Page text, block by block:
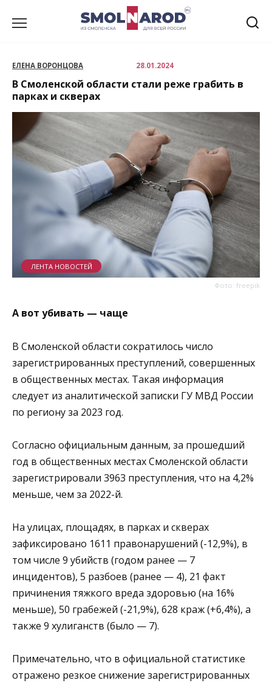
ЕЛЕНА ВОРОНЦОВА 28.01.2024
В Смоленской области стали реже грабить в
парках и скверах
Фото: freepik
ЛЕНТА НОВОСТЕЙ
А вот убивать — чаще
В Смоленской области сократилось число
зарегистрированных преступлений, совершенных
в общественных местах. Такая информация
следует из аналитической записки ГУ МВД России
по региону за 2023 год.
Согласно официальным данным, за прошедший
год в общественных местах Смоленской области
зарегистрировали 3963 преступления, что на 4,2%
меньше, чем за 2022-й.
На улицах, площадях, в парках и скверах
зафиксировано 1611 правонарушений (-12,9%), в
том числе 9 убийств (годом ранее — 7
инцидентов), 5 разбоев (ранее — 4), 21 факт
причинения тяжкого вреда здоровью (на 16%
меньше), 50 грабежей (-21,9%), 628 краж (+6,4%), а
также 9 хулиганств (было — 7).
Примечательно, что в официальной статистике
отражено резкое снижение зарегистрированных